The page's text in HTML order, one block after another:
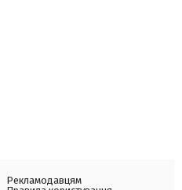
Рекламодавцям